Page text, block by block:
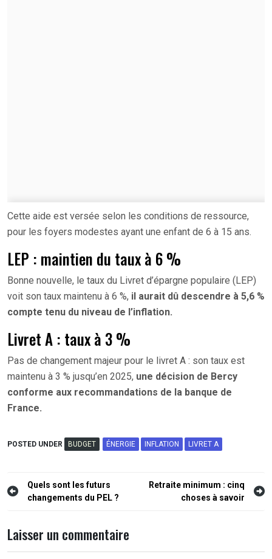
Cette aide est versée selon les conditions de ressource,
pour les foyers modestes ayant une enfant de 6 à 15 ans.
LEP : maintien du taux à 6 %
Bonne nouvelle, le taux du Livret d’épargne populaire (LEP)
voit son taux maintenu à 6 %, il aurait dû descendre à 5,6 %
compte tenu du niveau de l’inflation.
Livret A : taux à 3 %
Pas de changement majeur pour le livret A : son taux est
maintenu à 3 % jusqu’en 2025, une décision de Bercy
conforme aux recommandations de la banque de
France.
POSTED UNDER BUDGET ÉNERGIE INFLATION LIVRET A
Navigation
l’article
Quels sont les futurs
changements du PEL ?
Retraite minimum : cinq
choses à savoir
Laisser un commentaire